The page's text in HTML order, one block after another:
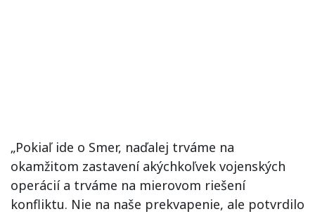
„Pokiaľ ide o Smer, naďalej trváme na
okamžitom zastavení akýchkoľvek vojenských
operácií a trváme na mierovom riešení
konfliktu. Nie na naše prekvapenie, ale potvrdilo